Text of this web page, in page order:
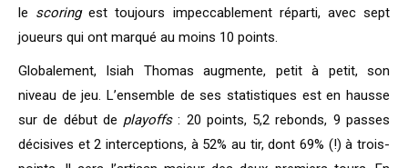
le scoringest toujours impeccablement réparti, avec sept
joueurs qui ont marqué au moins 10 points.
Globalement, Isiah Thomas augmente, petit à petit, son
niveau de jeu. L’ensemble de ses statistiques est en hausse
sur de début de playoffs: 20 points, 5,2 rebonds, 9 passes
décisives et 2 interceptions, à 52% au tir, dont 69% (!) à trois-